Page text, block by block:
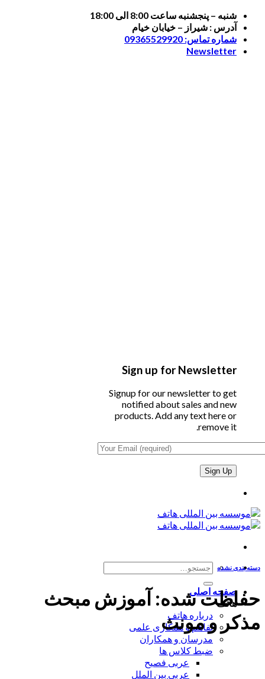
Skip
content
شنبه – پنجشنبه ساعت 8:00 الی 18:00
آدرس : شیراز – خیابان خیام
شماره تماس: 09365529920
Newsletter
Sign up for Newsletter
Signup for our newsletter to get
notified about sales and new
products. Add any text here or
remove it.
جستجو
صفحه اصلی
هاتف
درباره هاتف
تفاهم و همکاری علمی
مدرسان و همکاران
ضبط کلاس ها
عربی فصیح
عربی بین الملل
دسته بندی نشده
حفاظت شده: آموزش مبحث
مذکر و مونث